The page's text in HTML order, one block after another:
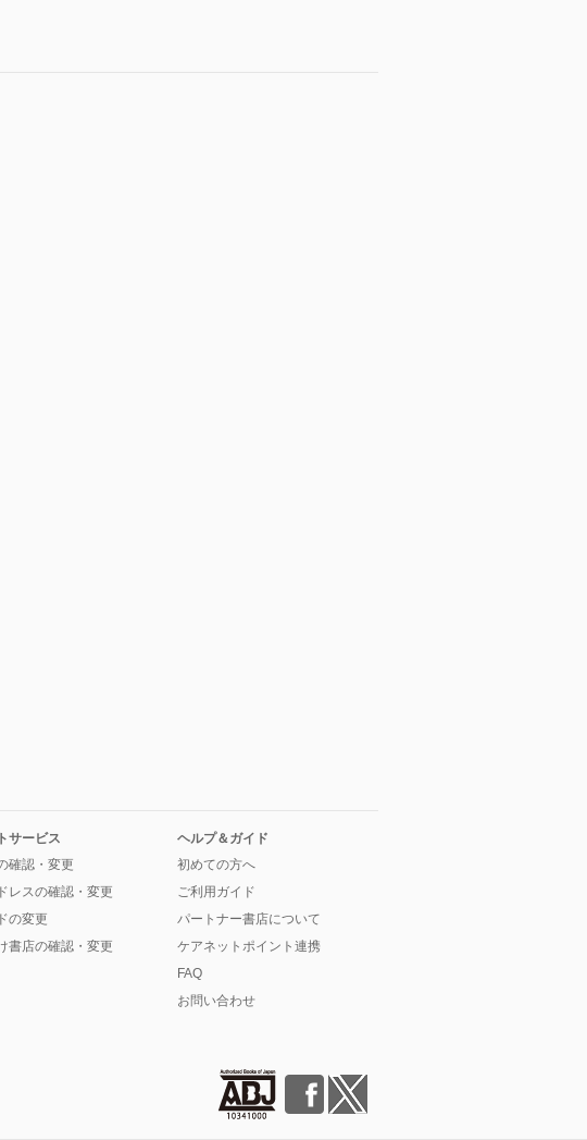
サービス
確認・変更
レスの確認・変更
の変更
書店の確認・変更
ヘルプ＆ガイド
初めての方へ
ご利用ガイド
パートナー書店について
ケアネットポイント連携
FAQ
お問い合わせ